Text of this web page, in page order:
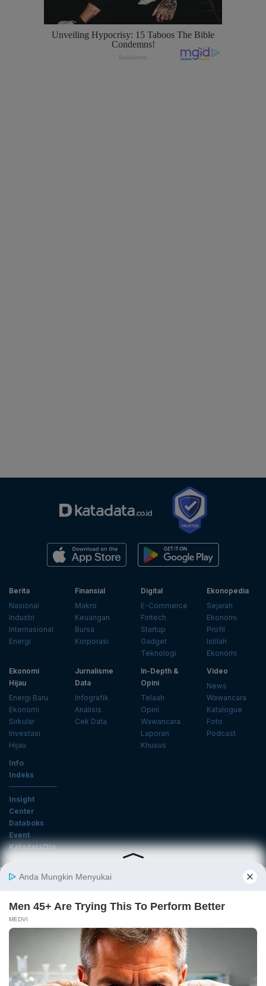
Berita
Nasional
Industri
Internasional
Energi
Finansial
Makro
Keuangan
Bursa
Korporasi
Digital
E-Commerce
Fintech
Startup
Gadget
Teknologi
Ekonopedia
Sejarah
Ekonomi
Profil
Istilah
Ekonomi
Ekonomi
Hijau
Energi Baru
Ekonomi
Sirkular
Investasi
Hijau
Jurnalisme
Data
Infografik
Analisis
Cek Data
In-Depth &
Opini
Telaah
Opini
Wawancara
Laporan
Khusus
Video
News
Wawancara
Katalogue
Foto
Podcast
Info
Indeks
Insight
Center
Databoks
Event
KatadataOto
Langganan Newsletter
Daftar
Ikuti Kami
Tentang Katadata Advertising Karier Pedoman Media Siber